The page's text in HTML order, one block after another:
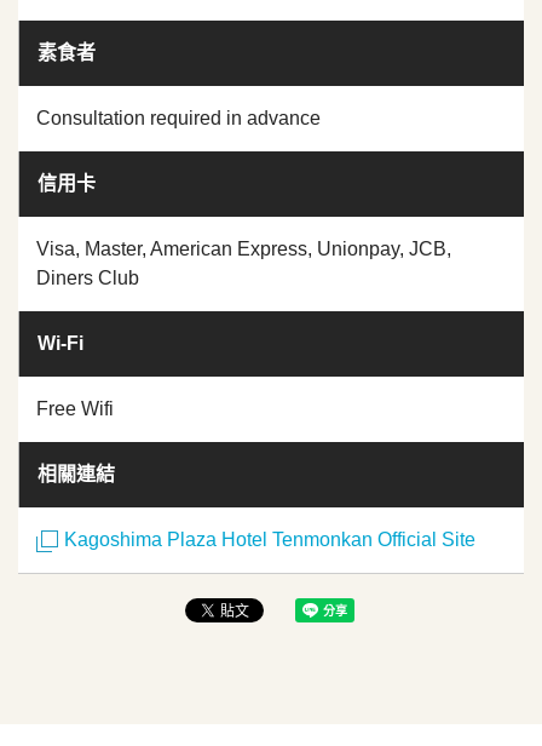
素食者
Consultation required in advance
信用卡
Visa, Master, American Express, Unionpay, JCB,
Diners Club
Wi-Fi
Free Wifi
相關連結
Kagoshima Plaza Hotel Tenmonkan Official Site